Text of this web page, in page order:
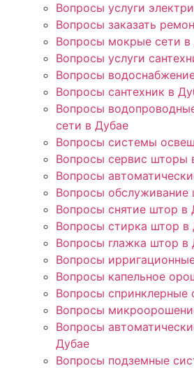
Вопросы услуги
Вопросы заказать
Вопросы мокрые сети в
Вопросы услуги
Вопросы
Вопросы сантехник в
Вопросы
сети в Дубае
Вопросы системы
Вопросы сервис шторы
Вопросы
Вопросы обслуживание
Вопросы снятие штор в
Вопросы стирка штор в
Вопросы глажка штор в
Вопросы
Вопросы капельное
Вопросы спринклерные
Вопросы
Вопросы
Дубае
Вопросы подземные